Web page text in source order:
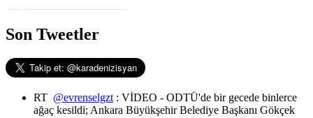
Son Tweetler
RT @evrenselgzt : VİDEO - ODTÜ'de bir gecede binlerce
ağaç kesildi; Ankara Büyükşehir Belediye Başkanı Gökçek